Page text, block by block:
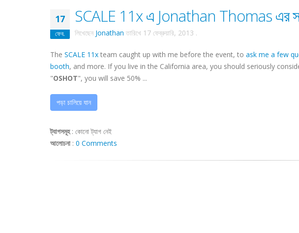
17
ফেব.
SCALE 11x এ Jonathan Thomas এর
লিখেছেন Jonathan তারিখে 17 ফেব্রুয়ারি, 2013 .
The SCALE 11x team caught up with me before the event, to ask me a few
booth, and more. If you live in the California area, you should seriously
"OSHOT", you will save 50% ...
পড়া চালিয়ে যান
ট্যাগসমূহ: কোনো ট্যাগ নেই
আলোচনা: 0 Comments